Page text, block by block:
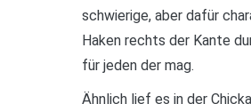
schwierige, aber dafür
Haken rechts der Kante
für jeden der mag.
Ähnlich lief es in der